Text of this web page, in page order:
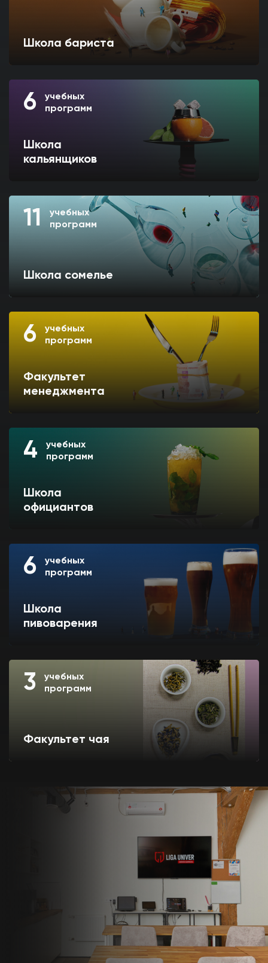
Школа бариста
6
учебных
программ
Школа
кальянщиков
11
учебных
программ
Школа сомелье
6
учебных
программ
Факультет
менеджмента
4
учебных
программ
Школа
официантов
6
учебных
программ
Школа
пивоварения
3
учебных
программ
Факультет чая